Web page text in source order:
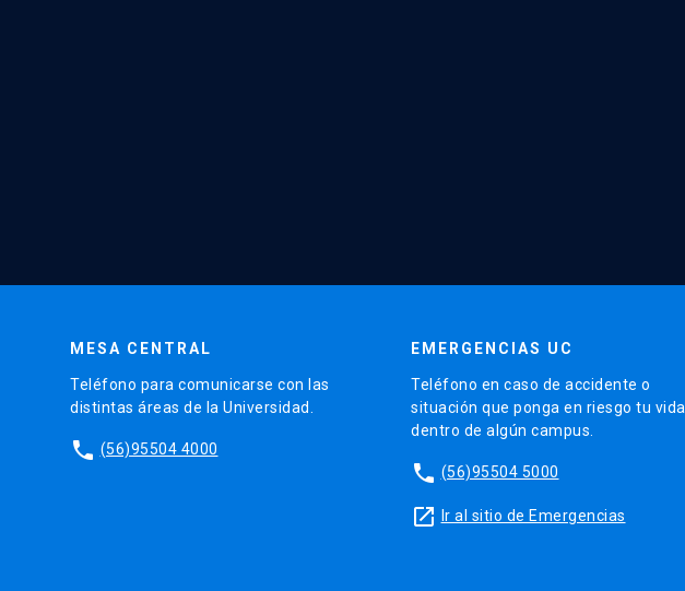
MESA CENTRAL
Teléfono para comunicarse con las
distintas áreas de la Universidad.
phone (56)95504 4000
EMERGENCIAS UC
Teléfono en caso de accidente o
situación que ponga en riesgo tu vida
dentro de algún campus.
phone (56)95504 5000
launch Ir al sitio de Emergencias